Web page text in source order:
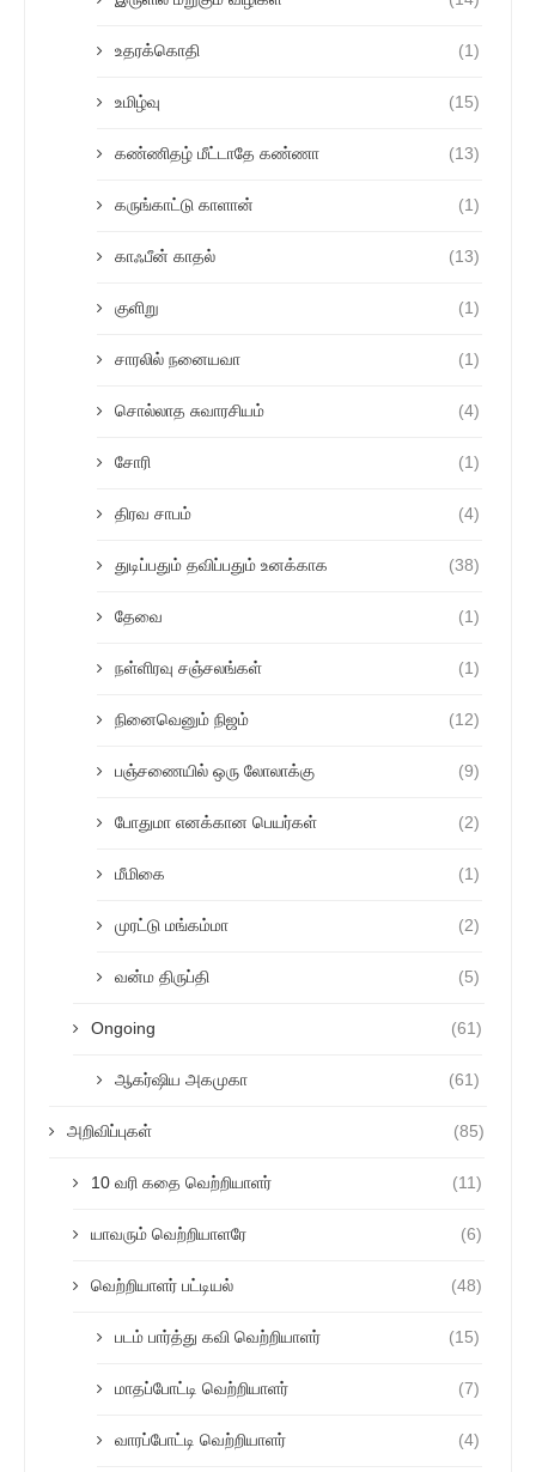
உதரக்கொதி (1)
உமிழ்வு (15)
கண்ணிதழ் மீட்டாதே கண்ணா (13)
கருங்காட்டு காளான் (1)
காஃபீன் காதல் (13)
குளிறு (1)
சாரலில் நனையவா (1)
சொல்லாத சுவாரசியம் (4)
சோரி (1)
திரவ சாபம் (4)
துடிப்பதும் தவிப்பதும் உனக்காக (38)
தேவை (1)
நள்ளிரவு சஞ்சலங்கள் (1)
நினைவெனும் நிஜம் (12)
பஞ்சணையில் ஒரு லோலாக்கு (9)
போதுமா எனக்கான பெயர்கள் (2)
மீமிகை (1)
முரட்டு மங்கம்மா (2)
வன்ம திருப்தி (5)
Ongoing (61)
ஆகர்ஷிய அகமுகா (61)
அறிவிப்புகள் (85)
10 வரி கதை வெற்றியாளர் (11)
யாவரும் வெற்றியாளரே (6)
வெற்றியாளர் பட்டியல் (48)
படம் பார்த்து கவி வெற்றியாளர் (15)
மாதப்போட்டி வெற்றியாளர் (7)
வாரப்போட்டி வெற்றியாளர் (4)